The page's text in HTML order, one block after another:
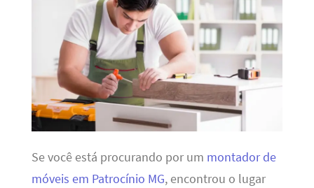
Se você está procurando por um montador de
móveis em Patrocínio MG, encontrou o lugar